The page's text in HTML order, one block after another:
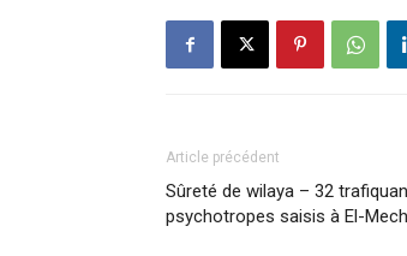
Article précédent
Sûreté de wilaya – 32
psychotropes saisis à El-